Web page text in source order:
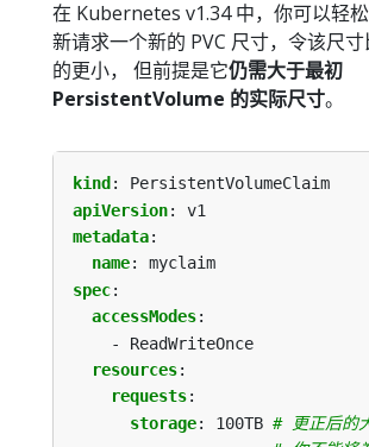
在 Kubernetes v1.34 中，你可以轻
新请求一个新的 PVC 尺寸，令该尺
的更小， 但前提是它仍需大于最初
PersistentVolume 的实际尺寸。
kind :
PersistentVolumeClaim
apiVersion:
v1
metadata:
name:
myclaim
spec:
accessModes:
- ReadWriteOnce
resources:
requests:
storage: 100TB # 更正后的